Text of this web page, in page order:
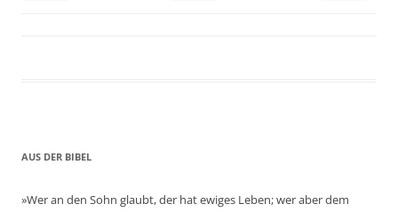
AUS DER BIBEL
»Wer an den Sohn glaubt, der hat ewiges Leben; wer aber dem